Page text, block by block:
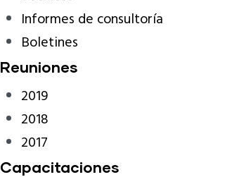
Informes de consultoría
Boletines
Reuniones
2019
2018
2017
Capacitaciones